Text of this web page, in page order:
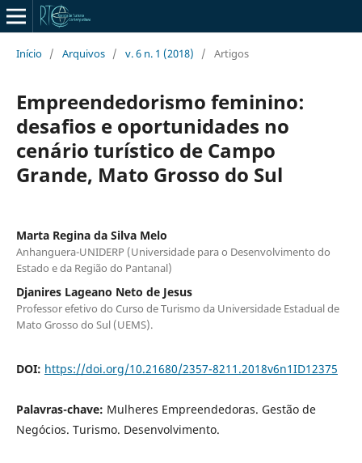
Início / Arquivos / v. 6 n. 1 (2018) / Artigos
Empreendedorismo feminino:
desafios e oportunidades no
cenário turístico de Campo
Grande, Mato Grosso do Sul
Marta Regina da Silva Melo
Anhanguera-UNIDERP (Universidade para o Desenvolvimento do
Estado e da Região do Pantanal)
Djanires Lageano Neto de Jesus
Professor efetivo do Curso de Turismo da Universidade Estadual de
Mato Grosso do Sul (UEMS).
DOI: https://doi.org/10.21680/2357-8211.2018v6n1ID12375
Palavras-chave: Mulheres Empreendedoras. Gestão de
Negócios. Turismo. Desenvolvimento.